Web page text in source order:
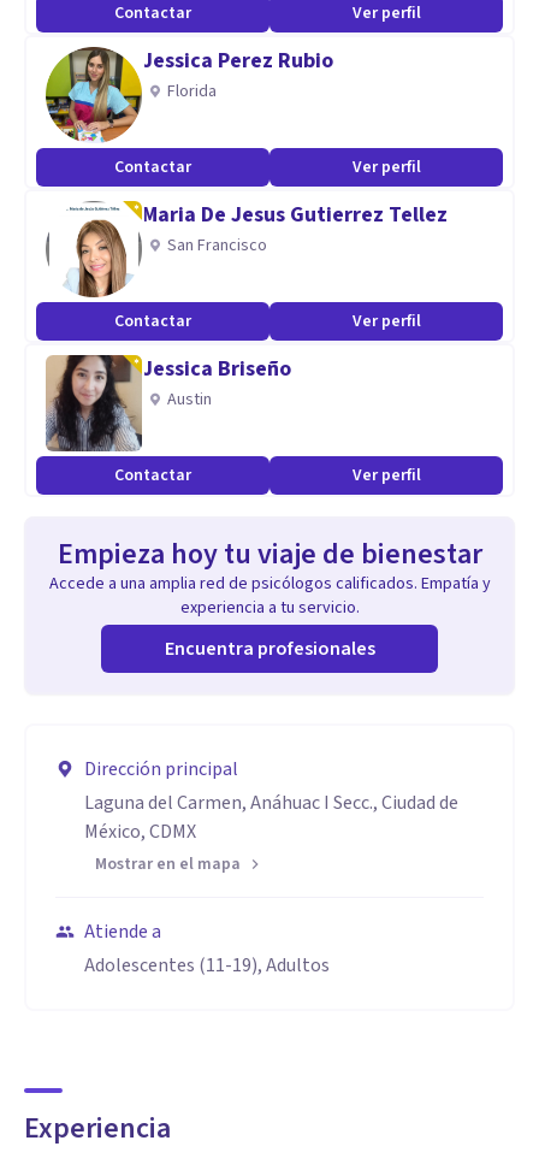
Contactar Ver perfil
Jessica Perez Rubio
Florida
Contactar Ver perfil
Maria De Jesus Gutierrez Tellez
San Francisco
Contactar Ver perfil
Jessica Briseño
Austin
Contactar Ver perfil
Empieza hoy tu viaje de bienestar
Accede a una amplia red de psicólogos calificados. Empatía y
experiencia a tu servicio.
Encuentra profesionales
Dirección principal
Laguna del Carmen, Anáhuac I Secc., Ciudad de
México, CDMX
Mostrar en el mapa
Atiende a
Adolescentes (11-19), Adultos
Experiencia